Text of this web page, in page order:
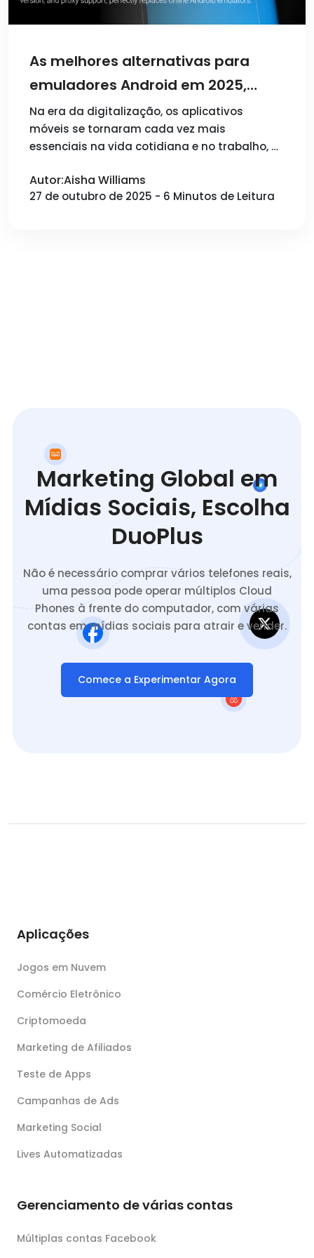
As melhores alternativas para
emuladores Android em 2025,
ajudando você a gerenciar várias
contas!
Na era da digitalização, os aplicativos
móveis se tornaram cada vez mais
essenciais na vida cotidiana e no trabalho, …
Autor:Aisha Williams
27 de outubro de 2025 - 6 Minutos de Leitura
Marketing Global em
Mídias Sociais, Escolha
DuoPlus
Não é necessário comprar vários telefones reais,
uma pessoa pode operar múltiplos Cloud
Phones à frente do computador, com várias
contas em mídias sociais para atrair e vender.
Comece a Experimentar Agora
Aplicações
Jogos em Nuvem
Comércio Eletrônico
Criptomoeda
Marketing de Afiliados
Teste de Apps
Campanhas de Ads
Marketing Social
Lives Automatizadas
Gerenciamento de várias contas
Múltiplas contas Facebook